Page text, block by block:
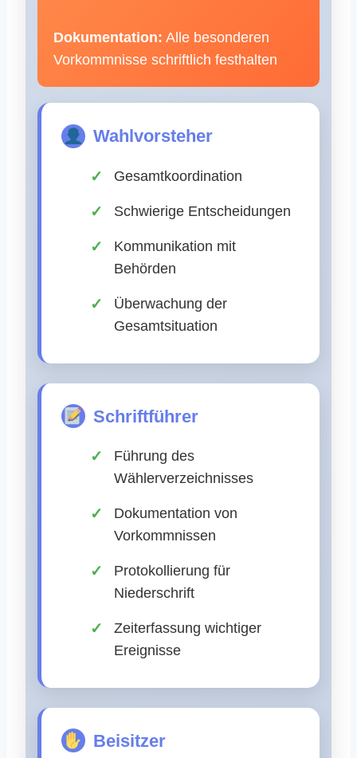
Dokumentation: Alle besonderen
Vorkommnisse schriftlich festhalten
Wahlvorsteher
Gesamtkoordination
Schwierige Entscheidungen
Kommunikation mit
Behörden
Überwachung der
Gesamtsituation
Schriftführer
Führung des
Wählerverzeichnisses
Dokumentation von
Vorkommnissen
Protokollierung für
Niederschrift
Zeiterfassung wichtiger
Ereignisse
Beisitzer